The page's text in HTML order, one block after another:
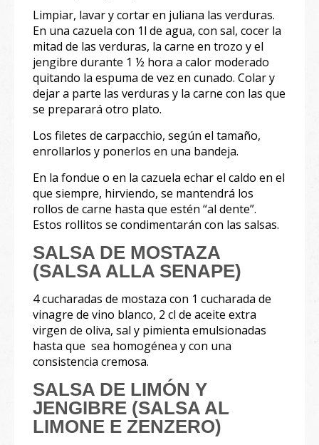
Limpiar, lavar y cortar en juliana las verduras.
En una cazuela con 1l de agua, con sal, cocer la
mitad de las verduras, la carne en trozo y el
jengibre durante 1 ½ hora a calor moderado
quitando la espuma de vez en cunado. Colar y
dejar a parte las verduras y la carne con las que
se preparará otro plato.
Los filetes de carpacchio, según el tamaño,
enrollarlos y ponerlos en una bandeja.
En la fondue o en la cazuela echar el caldo en el
que siempre, hirviendo, se mantendrá los
rollos de carne hasta que estén “al dente”.
Estos rollitos se condimentarán con las salsas.
SALSA DE MOSTAZA
(SALSA ALLA SENAPE)
4 cucharadas de mostaza con 1 cucharada de
vinagre de vino blanco, 2 cl de aceite extra
virgen de oliva, sal y pimienta emulsionadas
hasta que sea homogénea y con una
consistencia cremosa.
SALSA DE LIMÓN Y
JENGIBRE (SALSA AL
LIMONE E ZENZERO)